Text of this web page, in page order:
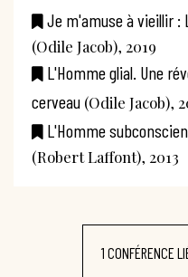
Je m'amuse à vieillir :
(Odile Jacob), 2019
L'Homme glial. Une
cerveau (Odile Jacob),
L'Homme
(Robert Laffont), 2013
1 CONFÉRENCE